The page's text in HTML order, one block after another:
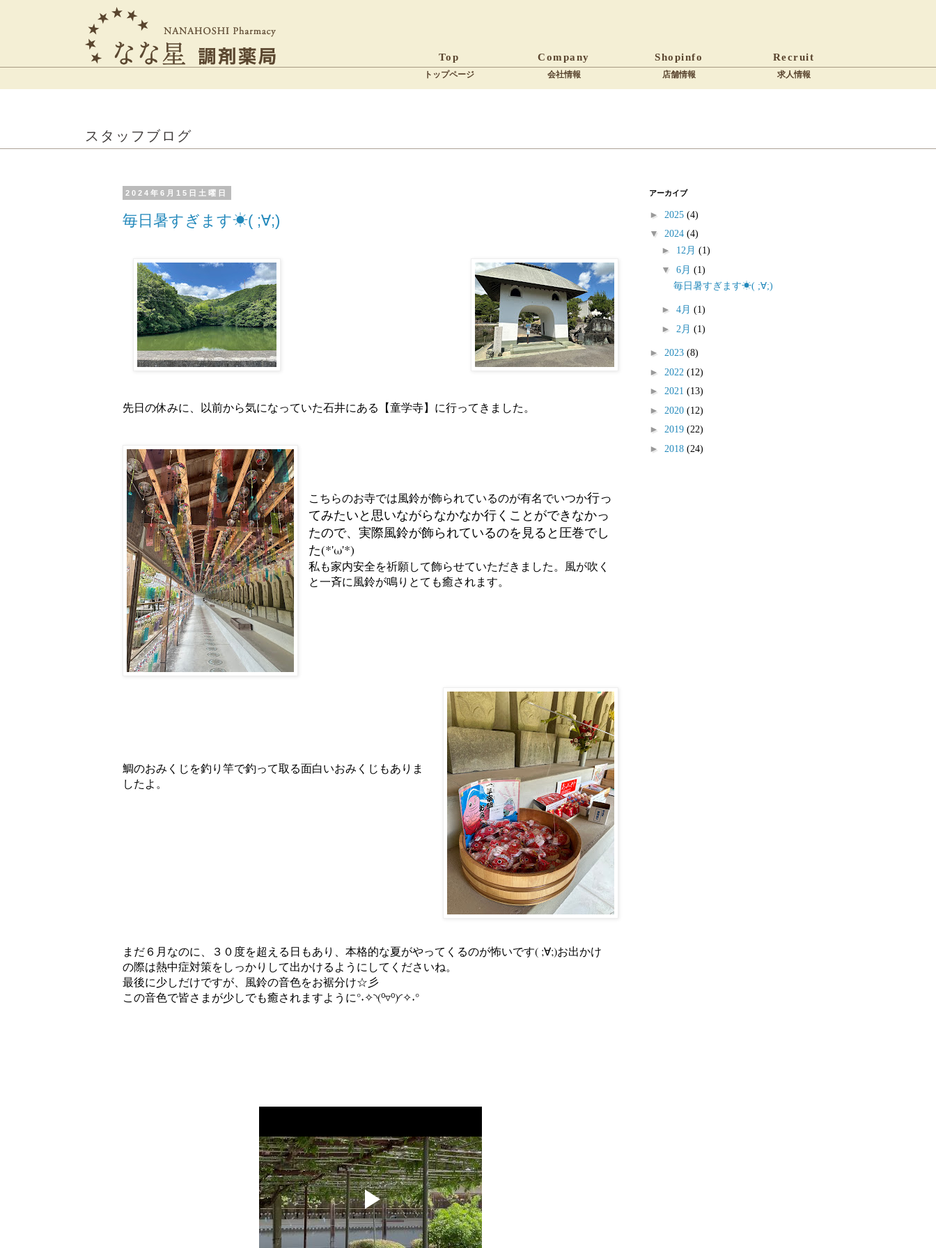
Top
トップページ
Company
会社情報
Shopinfo
店舗情報
Recruit
求人情報
スタッフブログ
2024年6月15日土曜日
毎日暑すぎます☀( ;∀;)
先日の休みに、以前から気になっていた石井にある【童学寺】に行ってきました。
こちらのお寺では風鈴が飾られているのが有名でいつか行っ
てみたいと思いながらなかなか行くことができなかっ
たので、実際風鈴が飾られているのを見ると圧巻でし
た(*'ω'*)
私も家内安全を祈願して飾らせていただきました。風が吹く
と一斉に風鈴が鳴りとても癒されます。
鯛のおみくじを釣り竿で釣って取る面白いおみくじもありま
したよ。
まだ６月なのに、３０度を超える日もあり、本格的な夏がやってくるのが怖いです( ;∀;)お出かけ
の際は熱中症対策をしっかりして出かけるようにしてくださいね。
最後に少しだけですが、風鈴の音色をお裾分け☆彡
この音色で皆さまが少しでも癒されますように°˖✧◝(⁰▿⁰)◜✧˖°
アーカイブ
► 2025 (4)
▼ 2024 (4)
► 12月 (1)
▼ 6月 (1)
毎日暑すぎます☀( ;∀;)
► 4月 (1)
► 2月 (1)
► 2023 (8)
► 2022 (12)
► 2021 (13)
► 2020 (12)
► 2019 (22)
► 2018 (24)